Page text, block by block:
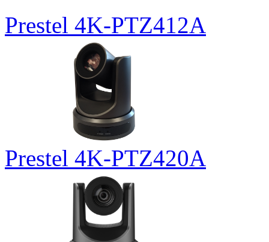
Prestel 4K-PTZ412A
Prestel 4K-PTZ420A